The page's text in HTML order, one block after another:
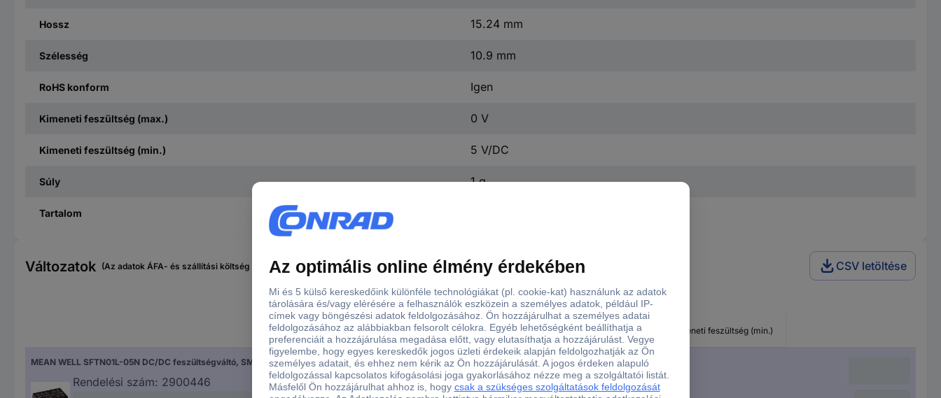
Hossz 15.24 mm
Szélesség 10.9 mm
RoHS konform Igen
Kimeneti feszültség (max.) 0 V
Kimeneti feszültség (min.) 5 V/DC
Súly 1 g
Tartalom
Változatok (Az adatok ÁFA- és szállítási költség nélkül értendők) CSV letöltése
Teljesítmény Bemeneti feszültség (max.)
Kimenő áram (max.)
kerekítve
Bemeneti feszültség (min.)
MEAN WELL SFTN01L-05N DC/DC feszültségváltó, SMD 200 mA 1 W Kimenetek száma: 1 x Tartalom, tartalmi egységek rendelésenként 1 db
Rendelési szám: 2900446
1 W 5.5 V 200 mA